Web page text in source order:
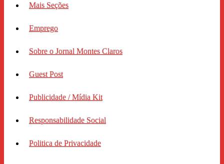
Mais Seções
Emprego
Sobre o Jornal Montes Claros
Guest Post
Publicidade / Mídia Kit
Responsabilidade Social
Politica de Privacidade